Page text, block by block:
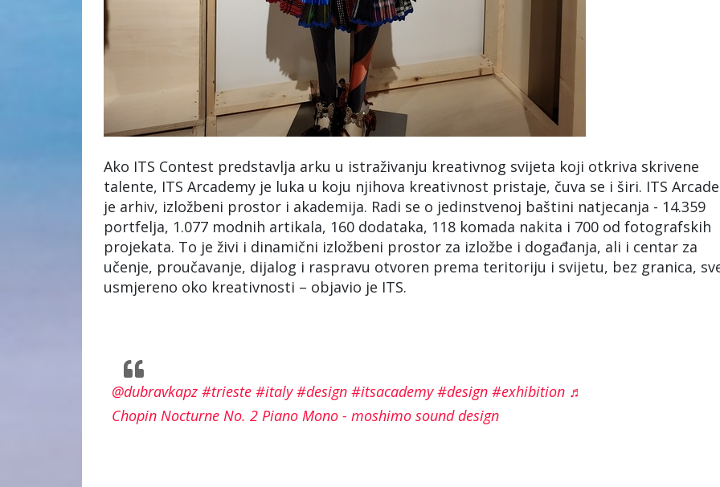
Ako ITS Contest predstavlja arku u istraživanju kreativnog svijeta koji otkriva skrivene
talente, ITS Arcademy je luka u koju njihova kreativnost pristaje, čuva se i širi. ITS
je arhiv, izložbeni prostor i akademija. Radi se o jedinstvenoj baštini natjecanja - 14.359
portfelja, 1.077 modnih artikala, 160 dodataka, 118 komada nakita i 700 od fotografskih
projekata. To je živi i dinamični izložbeni prostor za izložbe i događanja, ali i centar za
učenje, proučavanje, dijalog i raspravu otvoren prema teritoriju i svijetu, bez granica,
usmjereno oko kreativnosti – objavio je ITS.
@dubravkapz #trieste #italy #design #itsacademy #design #exhibition ♬
Chopin Nocturne No. 2 Piano Mono - moshimo sound design